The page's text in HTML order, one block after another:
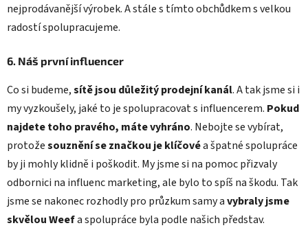
nejprodávanější výrobek. A stále s tímto obchůdkem s velkou
radostí spolupracujeme.
6. Náš první influencer
Co si budeme,sítě jsou důležitý prodejní kanál. A tak jsme si i
my vyzkoušely, jaké to je spolupracovat s influencerem. Pokud
najdete toho pravého, máte vyhráno. Nebojte se vybírat,
protožesouznění se značkou je klíčovéa špatné spolupráce
by ji mohly klidně i poškodit. My jsme si na pomoc přizvaly
odbornici na influenc marketing, ale bylo to spíš na škodu. Tak
jsme se nakonec rozhodly pro průzkum samy avybraly jsme
skvělou Weefa spolupráce byla podle našich představ.